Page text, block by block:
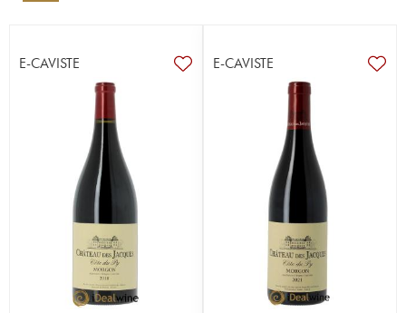
E-CAVISTE E-CAVISTE